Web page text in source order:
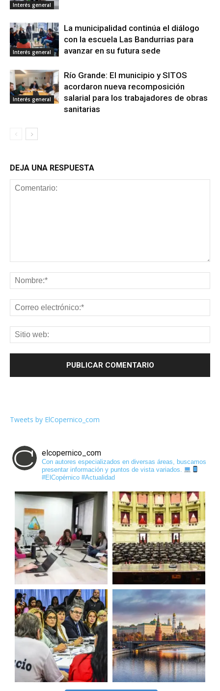
Interés general
Interés general
La municipalidad continúa el diálogo
con la escuela Las Bandurrias para
avanzar en su futura sede
Interés general
Río Grande: El municipio y SITOS
acordaron nueva recomposición
salarial para los trabajadores de obras
sanitarias
DEJA UNA RESPUESTA
Tweets by ElCopernico_com
elcopernico_com
Con autores especializados en diversas áreas, buscamos
presentar información y puntos de vista variados.
#ElCopérnico #Actualidad